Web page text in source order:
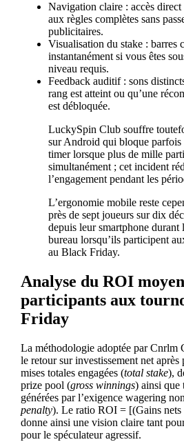
Navigation claire : accès direct
aux règles complètes sans
publicitaires.
Visualisation du stake : barres
instantanément si vous êtes
niveau requis.
Feedback auditif : sons
rang est atteint ou qu’une
est débloquée.
LuckySpin Club souffre
sur Android qui bloque parfois
timer lorsque plus de mille
simultanément ; cet incident
l’engagement pendant les
L’ergonomie mobile reste
près de sept joueurs sur dix
depuis leur smartphone durant
bureau lorsqu’ils participent
au Black Friday.
Analyse du ROI
participants aux
Friday
La méthodologie adoptée par Cnrlm
le retour sur investissement net après
mises totales engagées (total stake),
prize pool (gross winnings) ainsi que
générées par l’exigence wagering
penalty). Le ratio ROI = [(Gains
donne ainsi une vision claire tant
pour le spéculateur agressif.